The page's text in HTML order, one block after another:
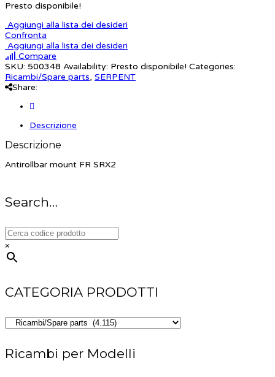
Presto disponibile!
Aggiungi alla lista dei desideri
Confronta
Aggiungi alla lista dei desideri
Compare
SKU: 500348 Availability: Presto disponibile! Categories:
Ricambi/Spare parts, SERPENT
Share:
Descrizione
Descrizione
Antirollbar mount FR SRX2
Search…
×
CATEGORIA PRODOTTI
Ricambi per Modelli